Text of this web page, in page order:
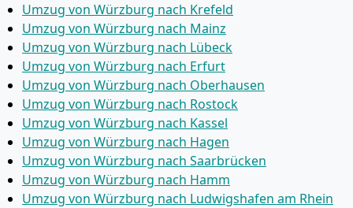
Umzug von Würzburg nach Krefeld
Umzug von Würzburg nach Mainz
Umzug von Würzburg nach Lübeck
Umzug von Würzburg nach Erfurt
Umzug von Würzburg nach Oberhausen
Umzug von Würzburg nach Rostock
Umzug von Würzburg nach Kassel
Umzug von Würzburg nach Hagen
Umzug von Würzburg nach Saarbrücken
Umzug von Würzburg nach Hamm
Umzug von Würzburg nach Ludwigshafen am Rhein